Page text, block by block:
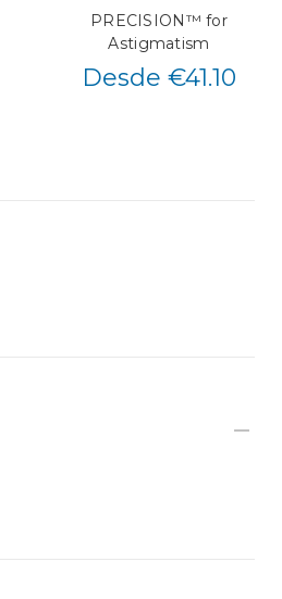
PRECISION™ for
Astigmatism
Desde €41.10